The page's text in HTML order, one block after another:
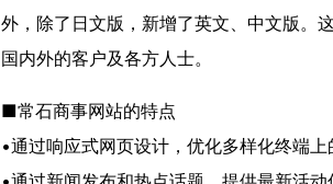
外，除了日文版，新增了英文、中文版。
国内外的客户及各方人士。
■常石商事网站的特点
•通过响应式网页设计，优化多样化终端上